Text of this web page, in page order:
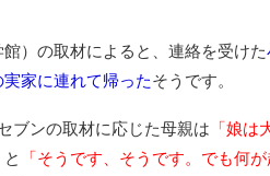
館）の取材によると、連絡を受けた
家に連れて帰ったそうです。
ブンの取材に応じた母親は 「娘は
「そうです、そうです。でも何